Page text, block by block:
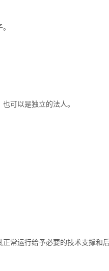
可以是独立的法人。
常运行给予必要的技术支撑和